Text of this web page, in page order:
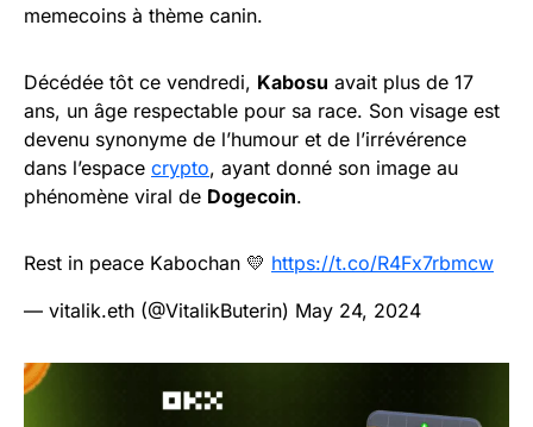
memecoins à thème canin.
Décédée tôt ce vendredi, Kabosu avait plus de 17
ans, un âge respectable pour sa race. Son visage est
devenu synonyme de l’humour et de l’irrévérence
dans l’espace crypto, ayant donné son image au
phénomène viral de Dogecoin.
Rest in peace Kabochan 💛 https://t.co/R4Fx7rbmcw
— vitalik.eth (@VitalikButerin) May 24, 2024